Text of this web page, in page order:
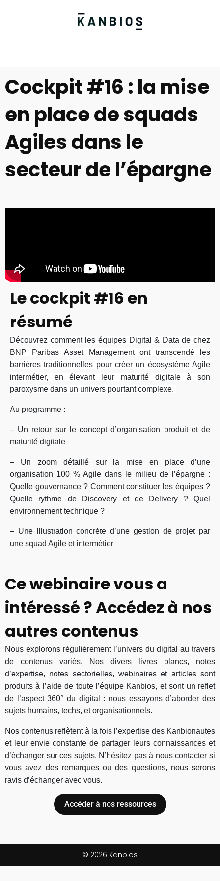
Cockpit #16 : la mise
en place de squads
Agiles dans le
secteur de l’épargne​
Le cockpit #16 en
résumé
Découvrez comment les équipes Digital & Data de chez
BNP Paribas Asset Management ont transcendé les
barrières traditionnelles pour créer un écosystème Agile
intermétier, en élevant leur maturité digitale à son
paroxysme dans un univers pourtant complexe.
Au programme :
– Un retour sur le concept d’organisation produit et de
maturité digitale
– Un zoom détaillé sur la mise en place d’une
organisation 100 % Agile dans le milieu de l’épargne :
Quelle gouvernance ? Comment constituer les équipes ?
Quelle rythme de Discovery et de Delivery ? Quel
environnement technique ?
– Une illustration concrète d’une gestion de projet par
une squad Agile et intermétier
Ce webinaire vous a
intéressé ? Accédez à nos
autres contenus
Nous explorons régulièrement l’univers du digital au travers
de contenus variés. Nos divers livres blancs, notes
d’expertise, notes sectorielles, webinaires et articles sont
produits à l’aide de toute l’équipe Kanbios, et sont un reflet
de l’aspect 360° du digital : nous essayons d’aborder des
sujets humains, techs, et organisationnels.
Nos contenus reflètent à la fois l’expertise des Kanbionautes
et leur envie constante de partager leurs connaissances et
d’échanger sur ces sujets. N’hésitez pas à nous contacter si
vous avez des remarques ou des questions, nous serons
ravis d’échanger avec vous.
Accéder à nos ressources
© 2026 Kanbios